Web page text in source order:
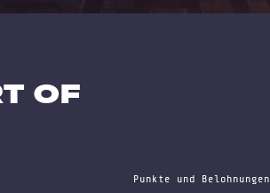
of
Punkte und Belohnungen